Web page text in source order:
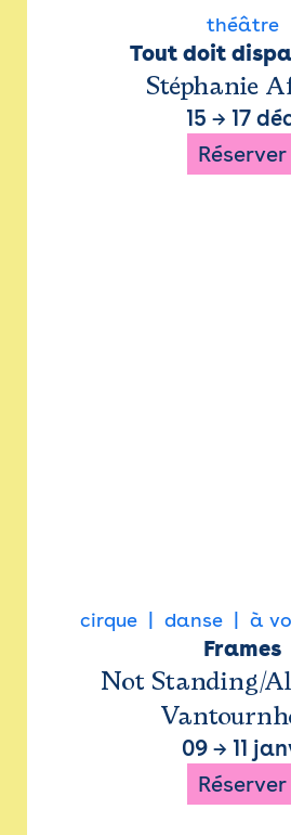
théâtre
Tout doit
Stéphanie
15 → 17
Réserver
cirque danse à
Frames
Not Standing/
09→ 11
Réserver